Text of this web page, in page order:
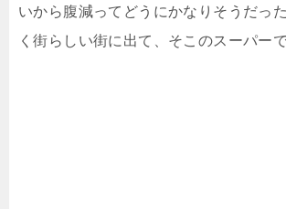
いから腹減ってどうにかなりそうだっ
く街らしい街に出て、そこのスーパーで